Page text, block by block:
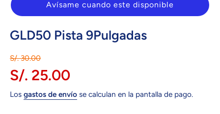
Avísame cuando este disponible
GLD50 Pista 9Pulgadas
S/. 30.00
S/. 25.00
Los gastos de envío se calculan en la pantalla de pago.